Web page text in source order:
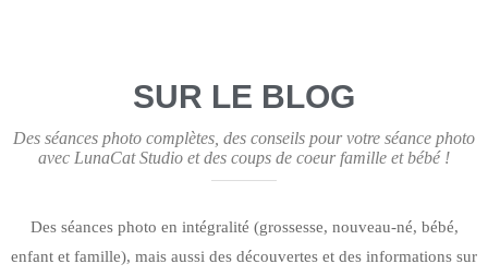
SUR LE BLOG
Des séances photo complètes, des conseils pour votre séance photo
avec LunaCat Studio et des coups de coeur famille et bébé !
Des séances photo en intégralité (grossesse, nouveau-né, bébé,
enfant et famille), mais aussi des découvertes et des informations sur